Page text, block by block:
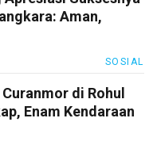
Aman,
SOSIAL
di Rohul
Enam Kendaraan